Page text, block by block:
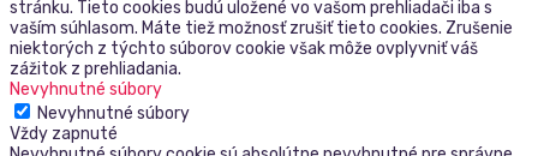
stránku. Tieto cookies budú uložené vo vašom prehliadači iba s
vaším súhlasom. Máte tiež možnosť zrušiť tieto cookies. Zrušenie
niektorých z týchto súborov cookie však môže ovplyvniť váš
zážitok z prehliadania.
Nevyhnutné súbory
Nevyhnutné súbory
Vždy zapnuté